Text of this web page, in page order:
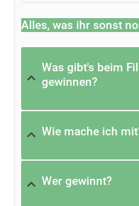
Alles, was ihr sonst
Was gibt's beim
gewinnen?
Wie mache ich
Wer gewinnt?